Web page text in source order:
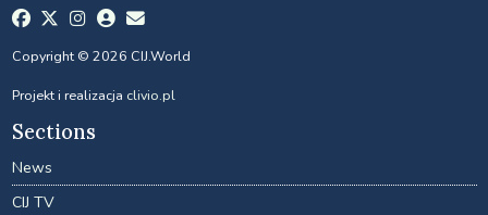
Copyright © 2026 CIJ.World
Projekt i realizacja clivio.pl
Sections
News
CIJ TV